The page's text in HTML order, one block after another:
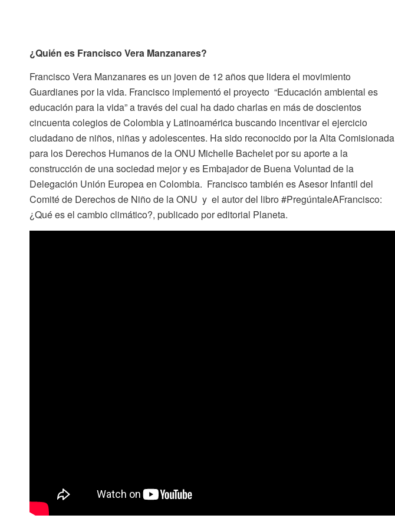
¿Quién es Francisco Vera Manzanares?
Francisco Vera Manzanares es un joven de 12 años que lidera el movimiento
Guardianes por la vida. Francisco implementó el proyecto “Educación ambiental es
educación para la vida” a través del cual ha dado charlas en más de doscientos
cincuenta colegios de Colombia y Latinoamérica buscando incentivar el ejercicio
ciudadano de niños, niñas y adolescentes. Ha sido reconocido por la Alta Comisionada
para los Derechos Humanos de la ONU Michelle Bachelet por su aporte a la
construcción de una sociedad mejor y es Embajador de Buena Voluntad de la
Delegación Unión Europea en Colombia. Francisco también es Asesor Infantil del
Comité de Derechos de Niño de la ONU y el autor del libro#PregúntaleAFrancisco:
¿Qué es el cambio climático?, publicado por editorial Planeta.